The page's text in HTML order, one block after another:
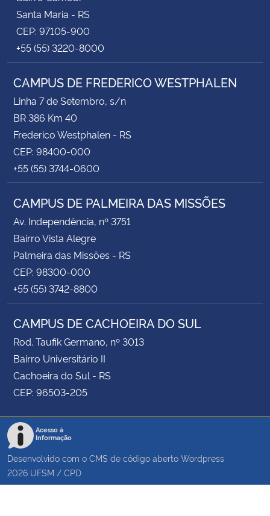
Santa Maria - RS
CEP: 97105-900
+55 (55) 3220-8000
CAMPUS DE FREDERICO WESTPHALEN
Linha 7 de Setembro, s/n
BR 386 Km 40
Frederico Westphalen - RS
CEP: 98400-000
+55 (55) 3744-0600
CAMPUS DE PALMEIRA DAS MISSÕES
Av. Independência, nº 3751
Bairro Vista Alegre
Palmeira das Missões - RS
CEP: 98300-000
+55 (55) 3742-8800
CAMPUS DE CACHOEIRA DO SUL
Rod. Taufik Germano, nº 3013
Bairro Universitário II
Cachoeira do Sul - RS
CEP: 96503-205
Acesso à
Informação
Desenvolvido com o CMS de código aberto Wordpress
2026 UFSM / CPD